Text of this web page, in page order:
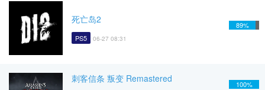
死亡岛2
PS5 06-27 08:31
89%
刺客信条 叛变 Remastered 100%